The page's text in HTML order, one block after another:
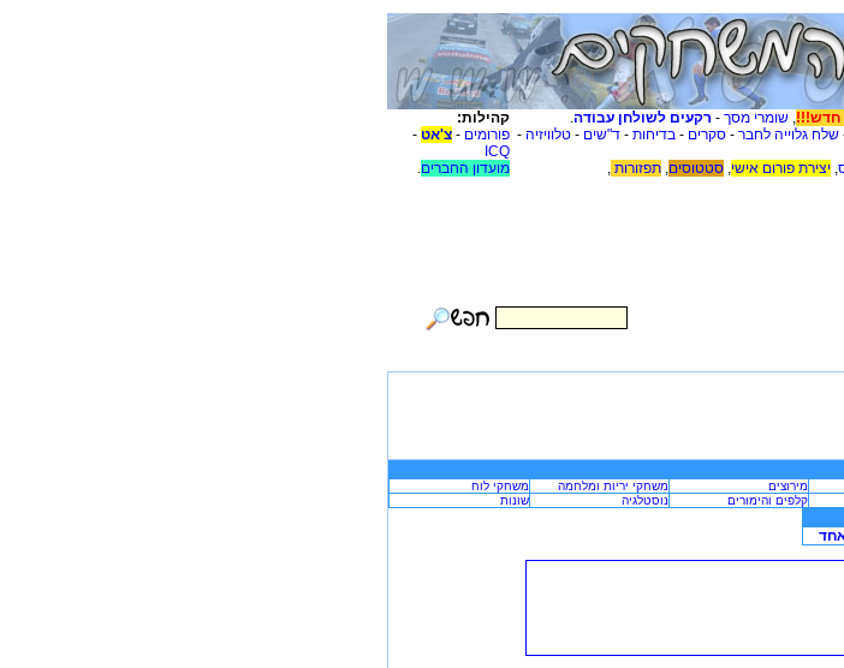
חדש!!!, שומרי מסך - רקעים לשולחן עבודה.
שלח גלוייה לחבר - סקרים - בדיחות - ד"שים - טלוויזיה -
, יצירת פורום אישי, סטטוסים, תפזורות ,
קהילות:
פורומים - צ'אט -
ICQ
מועדון החברים.
מירוצים משחקי יריות ומלחמה
משחקי לוח
קלפים והימורים נוסטלגיה שונות